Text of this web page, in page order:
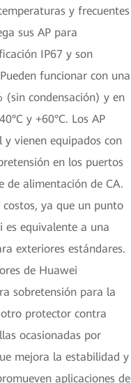
y frecuentes
sus AP para
IP67 y son
funcionar con una
(sin condensación) y en
y +60°C. Los AP
vienen equipados con
en los puertos
de alimentación de CA.
ya que un punto
es equivalente a una
exteriores estándares.
de Huawei
sobretensión para la
protector contra
ocasionadas por
mejora la estabilidad y
aplicaciones de